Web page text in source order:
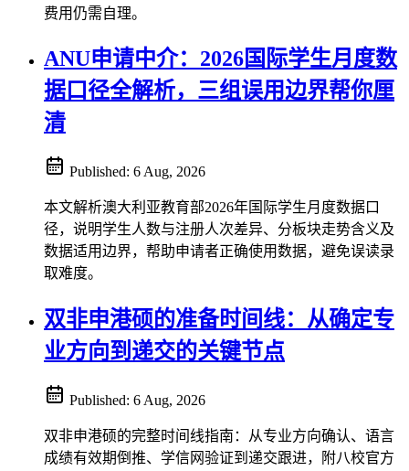
费用仍需自理。
ANU申请中介：2026国际学生月度数
据口径全解析，三组误用边界帮你厘
清
Published: 6 Aug, 2026
本文解析澳大利亚教育部2026年国际学生月度数据口
径，说明学生人数与注册人次差异、分板块走势含义及
数据适用边界，帮助申请者正确使用数据，避免误读录
取难度。
双非申港硕的准备时间线：从确定专
业方向到递交的关键节点
Published: 6 Aug, 2026
双非申港硕的完整时间线指南：从专业方向确认、语言
成绩有效期倒推、学信网验证到递交跟进，附八校官方